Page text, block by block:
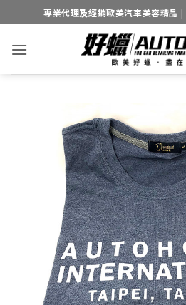
to
content
專業代理及經銷歐美汽車美容精品